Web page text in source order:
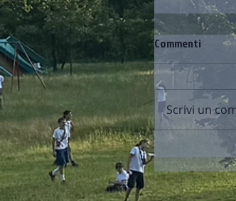
Commenti
Scrivi un